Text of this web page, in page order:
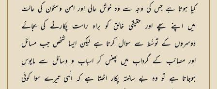
کیا ہوتا ہے جس کی وجہ سے وہ خوش حالی اور امن وسکون کی حالت
میں اپنے سچے اور حقیقی خالق کو براہ راست پکارنے کی بجائے
دوسروں کے توسُّط سے سوال کرتا ہے لیکن ایسا شخص جب مسائل
اور مصائب کے گرداب میں پھنس کر اسباب و وسائل سے مایوس
ہوجاتا ہے تو وہ بے ساختہ پکار اٹھتا ہے کہ الٰہی تیرے سوا کوئی